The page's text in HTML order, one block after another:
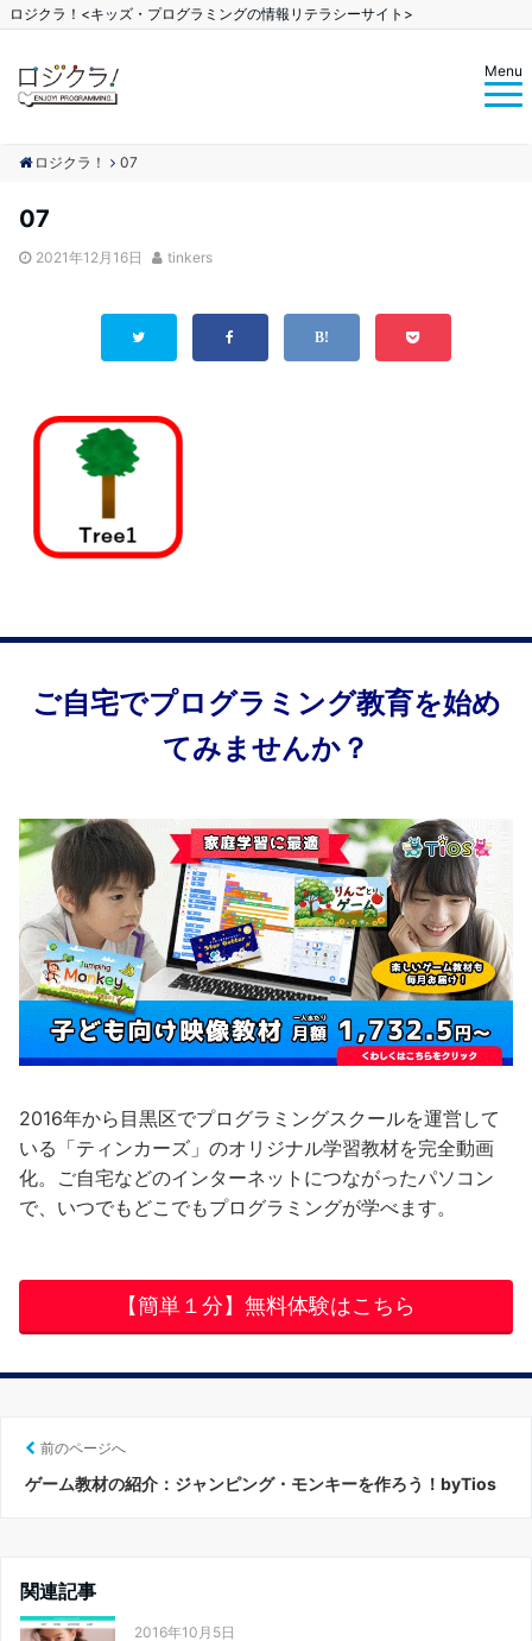
ロジクラ！<キッズ・プログラミングの情報リテラシーサイト>
Menu
ロジクラ！ 07
07
2021年12月16日 tinkers
ご自宅でプログラミング教育を始め
てみませんか？
2016年から目黒区でプログラミングスクールを運営して
いる「ティンカーズ」のオリジナル学習教材を完全動画
化。ご自宅などのインターネットにつながったパソコン
で、いつでもどこでもプログラミングが学べます。
【簡単１分】無料体験はこちら
前のページへ
ゲーム教材の紹介：ジャンピング・モンキーを作ろう！byTios
関連記事
2016年10月5日